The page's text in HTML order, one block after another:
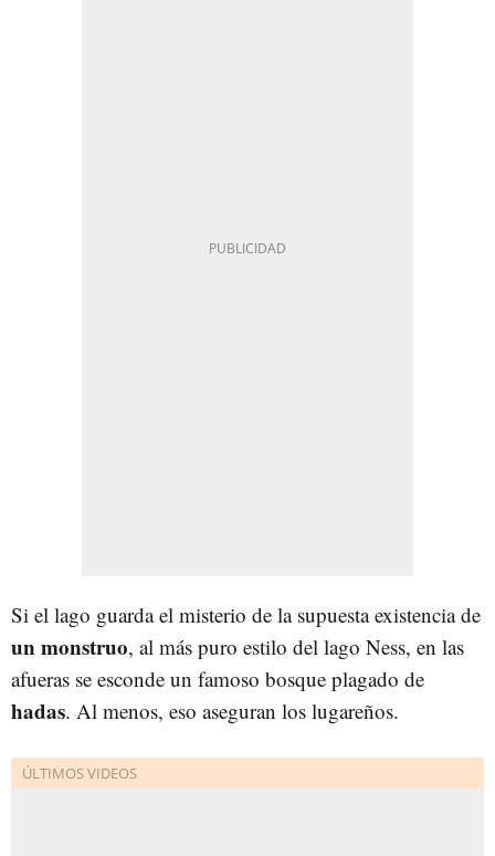
Si el lago guarda el misterio de la supuesta existencia de
un monstruo, al más puro estilo del lago Ness, en las
afueras se esconde un famoso bosque plagado de
hadas. Al menos, eso aseguran los lugareños.